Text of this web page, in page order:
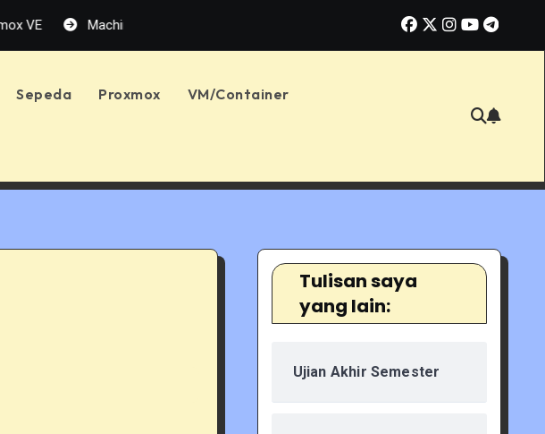
Machine Learning: Memahami MAE, RMSE, dan MAPE untuk Menilai Akurasi Prediksi
Sepeda Proxmox VM/Container
Tulisan saya
yang lain:
Ujian Akhir Semester